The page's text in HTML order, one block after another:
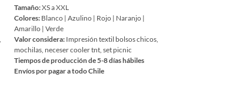
Tamaño:XS a XXL
Colores: Blanco | Azulino | Rojo | Naranjo |
Amarillo | Verde
Valor considera: Impresión textil bolsos chicos,
mochilas, neceser cooler tnt, set picnic
Tiempos de producción de 5-8 días hábiles
Envíos por pagar a todo Chile